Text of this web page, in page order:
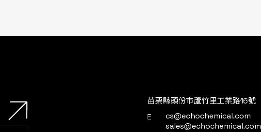
苗栗縣頭份市蘆竹里工業路16號
E
cs@echochemical.com
sales@echochemical.com